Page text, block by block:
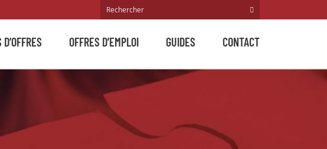
OFFRES D’EMPLOI GUIDES CONTACT